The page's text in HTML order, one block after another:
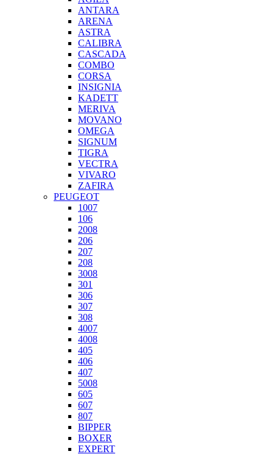
ANTARA
ARENA
ASTRA
CALIBRA
CASCADA
COMBO
CORSA
INSIGNIA
KADETT
MERIVA
MOVANO
OMEGA
SIGNUM
TIGRA
VECTRA
VIVARO
ZAFIRA
PEUGEOT
1007
106
2008
206
207
208
3008
301
306
307
308
4007
4008
405
406
407
5008
605
607
807
BIPPER
BOXER
EXPERT